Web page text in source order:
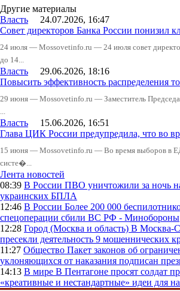
Другие материалы
Власть 24.07.2026, 16:47
Совет директоров Банка России понизил
24 июля — Mossovetinfo.ru — 24 июля совет
до 14...
Власть 29.06.2026, 18:16
Повысить эффективность распределения
29 июня — Mossovetinfo.ru — Заместитель
...
Власть 15.06.2026, 16:51
Глава ЦИК России предупредила, что во
15 июня — Mossovetinfo.ru — Во время выборов в
систе�...
Лента новостей
08:39 В России ПВО уничтожили за ночь
украинских БПЛА
12:46 В России Более 200 000
спецоперации сбили ВС РФ - Минобороны
12:28 Город (Москва и область) В Москва-
пресекли деятельность 9 мошеннических
11:27 Общество Пакет законов об
уклоняющихся от наказания подписан
14:13 В мире В Пентагоне просят солдат
«креативные и нестандартные» идеи для